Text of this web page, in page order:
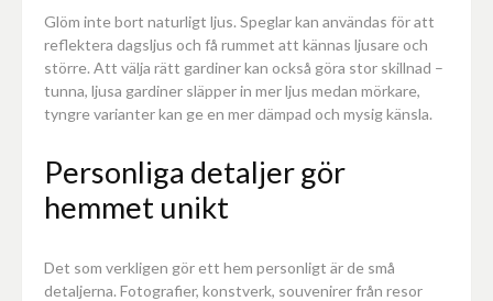
Glöm inte bort naturligt ljus. Speglar kan användas för att
reflektera dagsljus och få rummet att kännas ljusare och
större. Att välja rätt gardiner kan också göra stor skillnad –
tunna, ljusa gardiner släpper in mer ljus medan mörkare,
tyngre varianter kan ge en mer dämpad och mysig känsla.
Personliga detaljer gör
hemmet unikt
Det som verkligen gör ett hem personligt är de små
detaljerna. Fotografier, konstverk, souvenirer från resor